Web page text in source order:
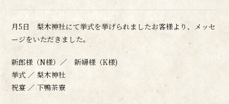
月5日 梨木神社にて挙式を挙げられましたお客様より、メッセ
ージをいただきました。
新郎様（N様）／ 新婦様（K様)
挙式 ／ 梨木神社
祝宴 ／ 下鴨茶寮